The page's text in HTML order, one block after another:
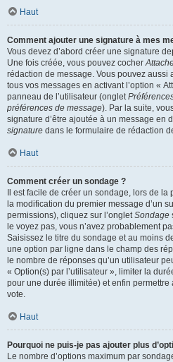
Haut
Comment ajouter une signature à mes
Vous devez d’abord créer une signature
Une fois créée, vous pouvez cocher
rédaction de message. Vous pouvez aussi
tous vos messages en activant l’option «
panneau de l’utilisateur (onglet
préférences de message). Par la suite,
signature d’être ajoutée à un message en
signature dans le formulaire de rédaction
Haut
Comment créer un sondage ?
Il est facile de créer un sondage, lors de
la modification du premier message d’un
permissions), cliquez sur l’ongletSondage
le voyez pas, vous n’avez probablement
Saisissez le titre du sondage et au moins
une option par ligne dans le champ des
le nombre de réponses qu’un utilisateur
« Option(s) par l’utilisateur », limiter la
pour une durée illimitée) et enfin
vote.
Haut
Pourquoi ne puis-je pas ajouter plus
Le nombre d’options maximum par